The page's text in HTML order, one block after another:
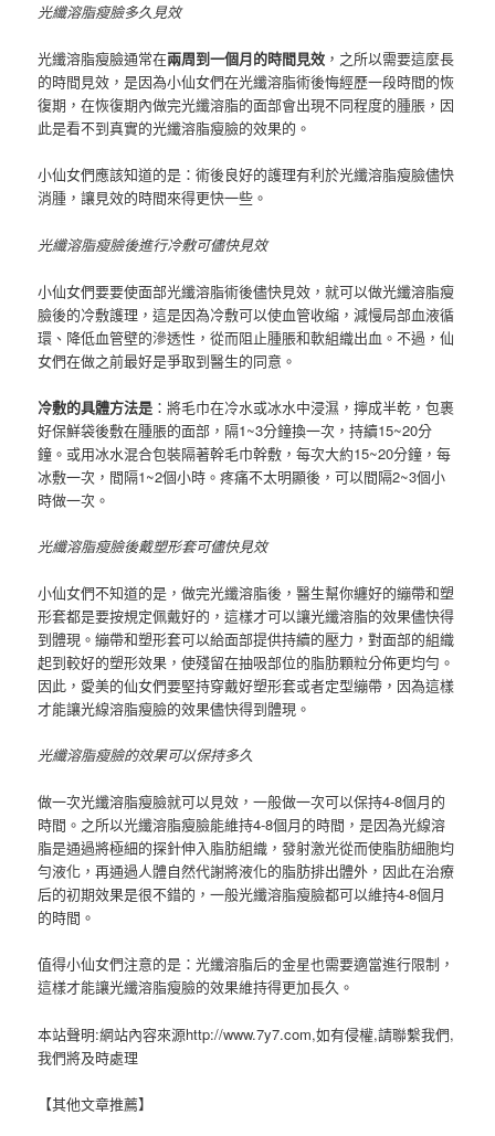
光纖溶脂瘦臉多久見效
光纖溶脂瘦臉通常在兩周到一個月的時間見效 ，之所以需要這麼長
的時間見效，是因為小仙女們在光纖溶脂術後悔經歷一段時間的恢
復期，在恢復期內做完光纖溶脂的面部會出現不同程度的腫脹，因
此是看不到真實的光纖溶脂瘦臉的效果的。
小仙女們應該知道的是：術後良好的護理有利於光纖溶脂瘦臉儘快
消腫，讓見效的時間來得更快一些。
光纖溶脂瘦臉後進行冷敷可儘快見效
小仙女們要要使面部光纖溶脂術後儘快見效，就可以做光纖溶脂瘦
臉後的冷敷護理，這是因為冷敷可以使血管收縮，減慢局部血液循
環、降低血管壁的滲透性，從而阻止腫脹和軟組織出血。不過，仙
女們在做之前最好是爭取到醫生的同意。
冷敷的具體方法是 ：將毛巾在冷水或冰水中浸濕，擰成半乾，包裹
好保鮮袋後敷在腫脹的面部，隔1~3分鐘換一次，持續15~20分
鐘。或用冰水混合包裝隔著幹毛巾幹敷，每次大約15~20分鐘，每
冰敷一次，間隔1~2個小時。疼痛不太明顯後，可以間隔2~3個小
時做一次。
光纖溶脂瘦臉後戴塑形套可儘快見效
小仙女們不知道的是，做完光纖溶脂後，醫生幫你纏好的繃帶和塑
形套都是要按規定佩戴好的，這樣才可以讓光纖溶脂的效果儘快得
到體現。繃帶和塑形套可以給面部提供持續的壓力，對面部的組織
起到較好的塑形效果，使殘留在抽吸部位的脂肪顆粒分佈更均勻。
因此，愛美的仙女們要堅持穿戴好塑形套或者定型繃帶，因為這樣
才能讓光線溶脂瘦臉的效果儘快得到體現。
光纖溶脂瘦臉的效果可以保持多久
做一次光纖溶脂瘦臉就可以見效，一般做一次可以保持4-8個月的
時間。之所以光纖溶脂瘦臉能維持4-8個月的時間，是因為光線溶
脂是通過將極細的探針伸入脂肪組織，發射激光從而使脂肪細胞均
勻液化，再通過人體自然代謝將液化的脂肪排出體外，因此在治療
后的初期效果是很不錯的，一般光纖溶脂瘦臉都可以維持4-8個月
的時間。
值得小仙女們注意的是：光纖溶脂后的金星也需要適當進行限制，
這樣才能讓光纖溶脂瘦臉的效果維持得更加長久。
本站聲明:網站內容來源http://www.7y7.com,如有侵權,請聯繫我們,
我們將及時處理
【其他文章推薦】